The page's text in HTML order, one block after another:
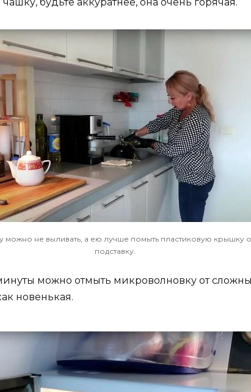
можно не выливать, а ею лучше помыть пластиковую крышку
подставку.
можно отмыть микроволновку от
новенькая.